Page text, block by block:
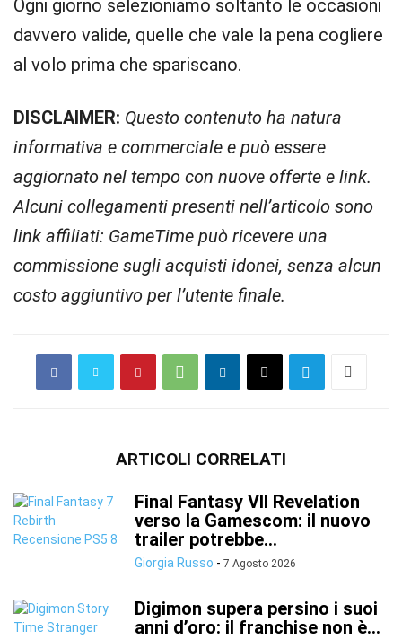
Ogni giorno selezioniamo soltanto le occasioni
davvero valide, quelle che vale la pena cogliere
al volo prima che spariscano.
DISCLAIMER: Questo contenuto ha natura
informativa e commerciale e può essere
aggiornato nel tempo con nuove offerte e link.
Alcuni collegamenti presenti nell’articolo sono
link affiliati: GameTime può ricevere una
commissione sugli acquisti idonei, senza alcun
costo aggiuntivo per l’utente finale.
ARTICOLI CORRELATI
Final Fantasy VII Revelation
verso la Gamescom: il nuovo
trailer potrebbe...
Giorgia Russo - 7 Agosto 2026
Digimon supera persino i suoi
anni d’oro: il franchise non è...